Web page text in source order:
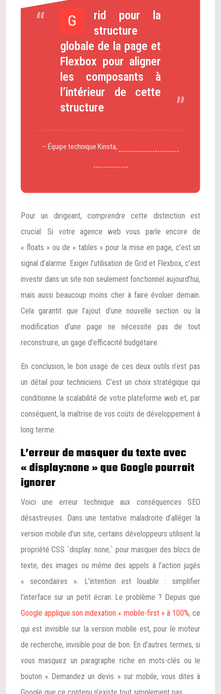
G
rid pour la
structure
globale de la page et
Flexbox pour aligner
les composants à
l’intérieur de cette
structure
– Équipe technique Kinsta, Guide du Responsive
Web Design
Pour un dirigeant, comprendre cette distinction est
crucial. Si votre agence web vous parle encore de
« floats » ou de « tables » pour la mise en page, c’est un
signal d’alarme. Exiger l’utilisation de Grid et Flexbox, c’est
investir dans un site non seulement fonctionnel aujourd’hui,
mais aussi beaucoup moins cher à faire évoluer demain.
Cela garantit que l’ajout d’une nouvelle section ou la
modification d’une page ne nécessite pas de tout
reconstruire, un gage d’efficacité budgétaire.
En conclusion, le bon usage de ces deux outils n’est pas
un détail pour techniciens. C’est un choix stratégique qui
conditionne la scalabilité de votre plateforme web et, par
conséquent, la maîtrise de vos coûts de développement à
long terme.
L’erreur de masquer du texte avec
« display:none » que Google pourrait
ignorer
Voici une erreur technique aux conséquences SEO
désastreuses. Dans une tentative maladroite d’alléger la
version mobile d’un site, certains développeurs utilisent la
propriété CSS `display: none;` pour masquer des blocs de
texte, des images ou même des appels à l’action jugés
« secondaires ». L’intention est louable : simplifier
l’interface sur un petit écran. Le problème ? Depuis que
Google applique son indexation « mobile-first » à 100%, ce
qui est invisible sur la version mobile est, pour le moteur
de recherche, invisible pour de bon. En d’autres termes, si
vous masquez un paragraphe riche en mots-clés ou le
bouton « Demandez un devis » sur mobile, vous dites à
Google que ce contenu n’existe tout simplement pas.